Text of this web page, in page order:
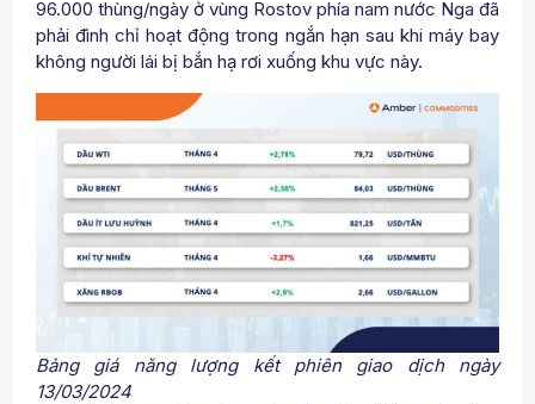
96.000 thùng/ngày ở vùng Rostov phía nam nước Nga đã
phải đình chỉ hoạt động trong ngắn hạn sau khi máy bay
không người lái bị bắn hạ rơi xuống khu vực này.
Bảng giá năng lượng kết phiên giao dịch ngày
13/03/2024